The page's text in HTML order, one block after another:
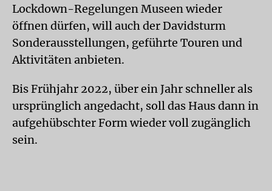
Lockdown-Regelungen Museen wieder
öffnen dürfen, will auch der Davidsturm
Sonderausstellungen, geführte Touren und
Aktivitäten anbieten.
Bis Frühjahr 2022, über ein Jahr schneller als
ursprünglich angedacht, soll das Haus dann in
aufgehübschter Form wieder voll zugänglich
sein.